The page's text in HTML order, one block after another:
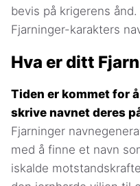
bevis på krigerens
Fjarninger-karakters
Hva er ditt
Tiden er kommet for
skrive navnet deres
Fjarninger
med å finne et navn
iskalde